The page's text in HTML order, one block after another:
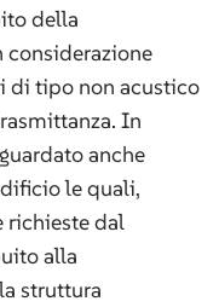
della
considerazione
di tipo non acustico
In
anche
le quali,
richieste dal
alla
struttura